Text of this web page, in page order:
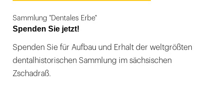
Sammlung "Dentales Erbe"
Spenden Sie jetzt!
Spenden Sie für Aufbau und Erhalt der weltgrößten
dentalhistorischen Sammlung im sächsischen
Zschadraß.